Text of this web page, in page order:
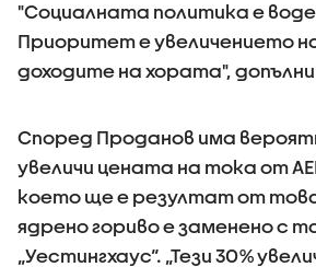
"Социалната политика е
Приоритет е увеличението
доходите на хората",
Според Проданов има
увеличи цената на тока от
което ще е резултат от
ядрено гориво е заменено с
„Уестингхаус“. „Тези 30%